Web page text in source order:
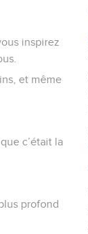
inspirez
et même
c’était la
profond